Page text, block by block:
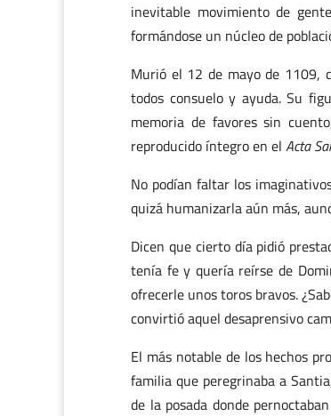
inevitable movimiento de
formándose un núcleo de
Murió el 12 de mayo de 1109,
todos consuelo y ayuda. Su
memoria de favores sin
reproducido íntegro en el Acta
No podían faltar los
quizá humanizarla aún más,
Dicen que cierto día pidió
tenía fe y quería reírse de
ofrecerle unos toros bravos.
convirtió aquel desaprensivo
El más notable de los hechos
familia que peregrinaba a
de la posada donde